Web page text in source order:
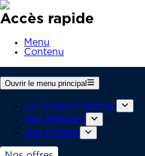
Accès rapide
Menu
Contenu
Ouvrir le menu principal
Le Groupe Fournier
Nos Marques
Nos métiers